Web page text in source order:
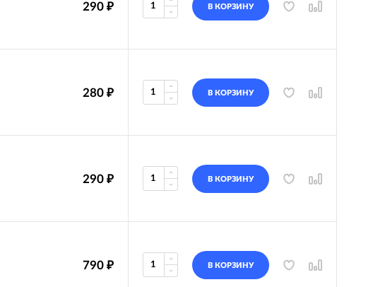
290 ₽ В КОРЗИНУ
280 ₽ В КОРЗИНУ
290 ₽ В КОРЗИНУ
790 ₽ В КОРЗИНУ